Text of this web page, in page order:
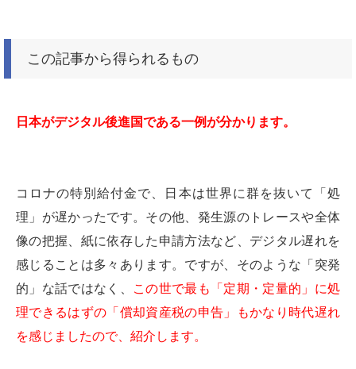
この記事から得られるもの
日本がデジタル後進国である一例が分かります。
コロナの特別給付金で、日本は世界に群を抜いて「処
理」が遅かったです。その他、発生源のトレースや全体
像の把握、紙に依存した申請方法など、デジタル遅れを
感じることは多々あります。ですが、そのような「突発
的」な話ではなく、
この世で最も「定期・定量的」に処
理できるはずの「償却資産税の申告」もかなり時代遅れ
を感じましたので、紹介します。